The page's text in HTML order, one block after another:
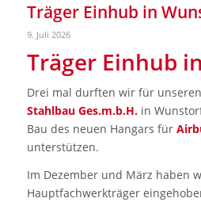
Träger Einhub in
9. Juli 2026
Träger Einhub
Drei mal durften wir für
Stahlbau Ges.m.b.H.in
Bau des neuen Hangars für
unterstützen.
Im Dezember und März haben
Hauptfachwerkträger